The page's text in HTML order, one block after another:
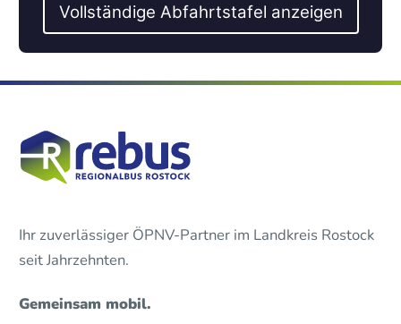
Vollständige Abfahrtstafel anzeigen
Ihr zuverlässiger ÖPNV-Partner im Landkreis Rostock
seit Jahrzehnten.
Gemeinsam mobil.